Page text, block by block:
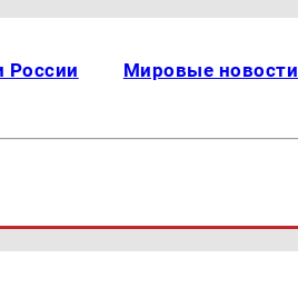
России Мировые новости